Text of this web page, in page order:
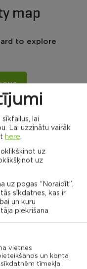
map
to explore
apvienības
pārvalde
civil
Griskanu civil
parish
lai
Lai uzzinātu vairāk
here.
uz
uz
uz pogas “Noraidīt”,
sīkdatnes, kas ir
un kuru
piekrišana
vietnes
un konta
tīmekļa